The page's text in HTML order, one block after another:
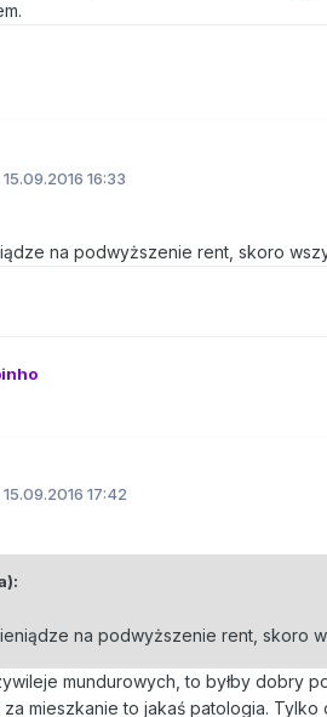
15.09.2016 16:33
na podwyższenie rent, skoro
15.09.2016 17:42
na podwyższenie rent, skoro
mundurowych, to byłby dobry
mieszkanie to jakaś patologia.